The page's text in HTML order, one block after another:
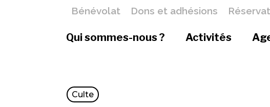
Bénévolat Dons et adhésions
Qui sommes-nous ? Activités
Culte